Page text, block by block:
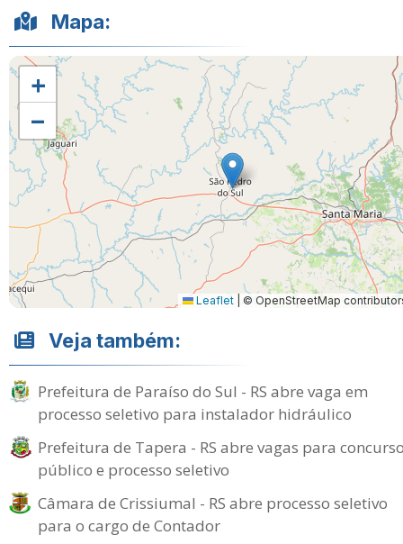
Mapa:
+
−
Leaflet © OpenStreetMap
Veja também:
Prefeitura de Paraíso do Sul - RS abre vaga em
processo seletivo para instalador hidráulico
Prefeitura de Tapera - RS abre vagas para
público e processo seletivo
Câmara de Crissiumal - RS abre processo seletivo
para o cargo de Contador